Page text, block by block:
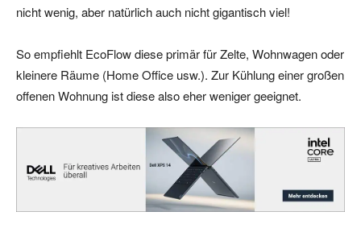
nicht wenig, aber natürlich auch nicht gigantisch viel!
So empfiehlt EcoFlow diese primär für Zelte, Wohnwagen oder
kleinere Räume (Home Office usw.). Zur Kühlung einer großen
offenen Wohnung ist diese also eher weniger geeignet.